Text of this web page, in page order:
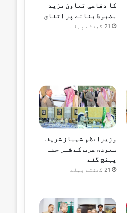
کا دفاعی تعاون مزید
مضبوط بنانے پر اتفاق
21 گھنٹے پہلے
وزیراعظم شہباز شریف
سعودی عرب کے شہر جدہ
پہنچ گئے
21 گھنٹے پہلے